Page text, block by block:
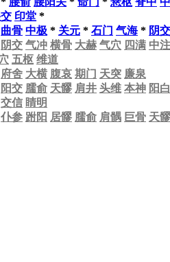
印堂 *
曲骨 中极 * 关元 * 石门 气海* 阴交
阴交 气冲 横骨 大赫 气穴 四满 中注
五枢 维道
府舍 大横 腹哀 期门 天突 廉泉
阳交 臑俞 天髎 肩井 头维 本神 阳白
交信 睛明
仆参 跗阳 居髎 臑俞 肩髃 巨骨 天髎